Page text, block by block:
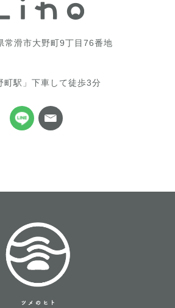
常滑市大野町9丁目76番地
町駅」下車して徒歩3分